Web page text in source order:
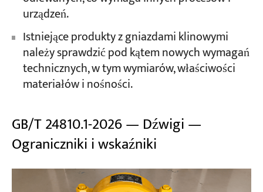
urządzeń.
Istniejące produkty z gniazdami klinowymi
należy sprawdzić pod kątem nowych wymagań
technicznych, w tym wymiarów, właściwości
materiałów i nośności.
GB/T 24810.1-2026 — Dźwigi —
Ograniczniki i wskaźniki